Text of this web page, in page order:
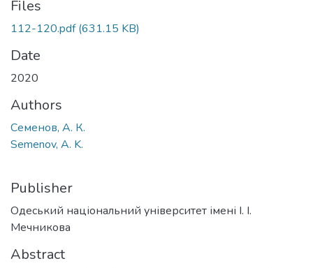
Files
112-120.pdf(631.15 KB)
Date
2020
Authors
Семенов, А. К.
Semenov, A. K.
Publisher
Одеський національний університет імені І. І.
Мечникова
Abstract